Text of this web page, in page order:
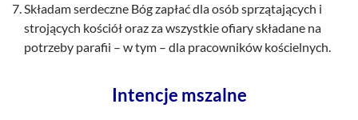
Składam serdeczne Bóg zapłać dla osób sprzątających i
strojących kościół oraz za wszystkie ofiary składane na
potrzeby parafii – w tym – dla pracowników kościelnych.
Intencje mszalne